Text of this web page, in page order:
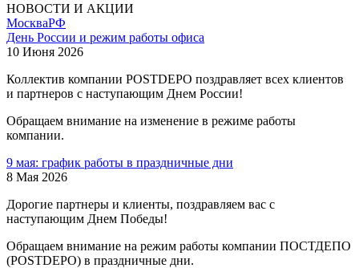
НОВОСТИ И АКЦИИ
МоскваРФ
День России и режим работы офиса
10 Июня 2026
Коллектив компании POSTDEPO поздравляет всех клиентов
и партнеров с наступающим Днем России!
Обращаем внимание на изменение в режиме работы
компании.
9 мая: график работы в праздничные дни
8 Мая 2026
Дорогие партнеры и клиенты, поздравляем вас с
наступающим Днем Победы!
Обращаем внимание на режим работы компании ПОСТДЕПО
(POSTDEPO) в праздничные дни.